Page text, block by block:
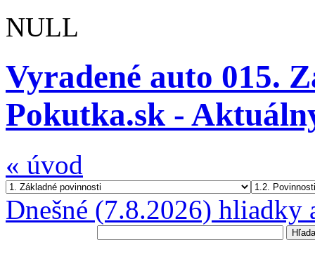
NULL
Vyradené auto 015.
Pokutka.sk -
« úvod
Dnešné (7.8.2026) hliadky